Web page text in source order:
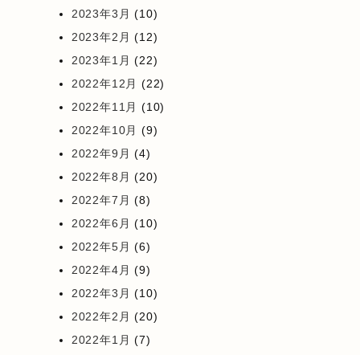
2023年3月 (10)
2023年2月 (12)
2023年1月 (22)
2022年12月 (22)
2022年11月 (10)
2022年10月 (9)
2022年9月 (4)
2022年8月 (20)
2022年7月 (8)
2022年6月 (10)
2022年5月 (6)
2022年4月 (9)
2022年3月 (10)
2022年2月 (20)
2022年1月 (7)